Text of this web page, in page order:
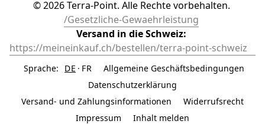
/Gesetzliche-Gewaehrleistung
Sprache: DE FR
Allgemeine Geschäftsbedingungen
Datenschutzerklärung
Versand- und Zahlungsinformationen
Widerrufsrecht
Impressum
Inhalt melden